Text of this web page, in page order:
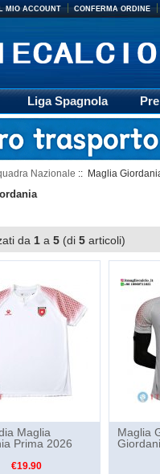
IL MIO ACCOUNT CONFERMA ORDINE
Liga Spagnola
Retro
Nazionale :: Maglia
da 1 a 5 (di 5 articoli)
Maglia
Prima 2026
€19.90
Maglia